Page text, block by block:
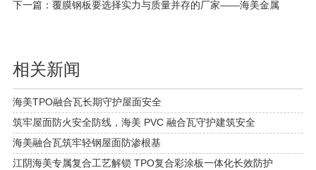
下一篇： 覆膜钢板要选择实力与质量并存的厂家——海美金属
相关新闻
海美TPO融合瓦长期守护屋面安全
筑牢屋面防火安全防线，海美 PVC 融合瓦守护建筑安全
海美融合瓦筑牢轻钢屋面防渗根基
江阴海美专属复合工艺解锁 TPO复合彩涂板一体化长效防护